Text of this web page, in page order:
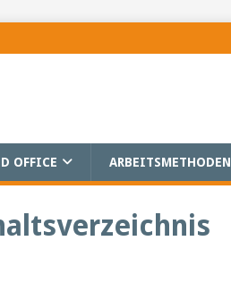
OFFICE ARBEITSMETHODEN